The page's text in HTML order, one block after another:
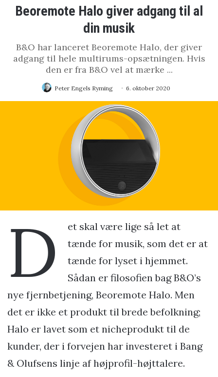
Beoremote Halo giver adgang til al
din musik
B&O har lanceret Beoremote Halo, der giver
adgang til hele multirums-opsætningen. Hvis
den er fra B&O vel at mærke ...
Peter Engels Ryming 6. oktober 2020
D
et skal være lige så let at
tænde for musik, som det er at
tænde for lyset i hjemmet.
Sådan er filosofien bag B&O’s
nye fjernbetjening, Beoremote Halo. Men
det er ikke et produkt til brede befolkning;
Halo er lavet som et nicheprodukt til de
kunder, der i forvejen har investeret i Bang
& Olufsens linje af højprofil-højttalere.